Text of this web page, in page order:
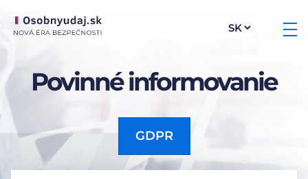
Povinné informovanie
GDPR